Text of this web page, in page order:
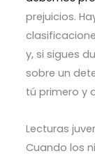
prejuicios.
y, si sigues
sobre un
tú primero y
Lecturas
Cuando los